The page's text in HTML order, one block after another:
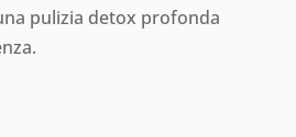
pulizia detox profonda